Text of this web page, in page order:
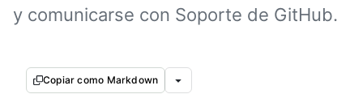
y comunicarse con Soporte de GitHub.
Copiar como Markdown